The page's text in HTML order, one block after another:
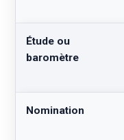
Étude ou
baromètre
Nomination